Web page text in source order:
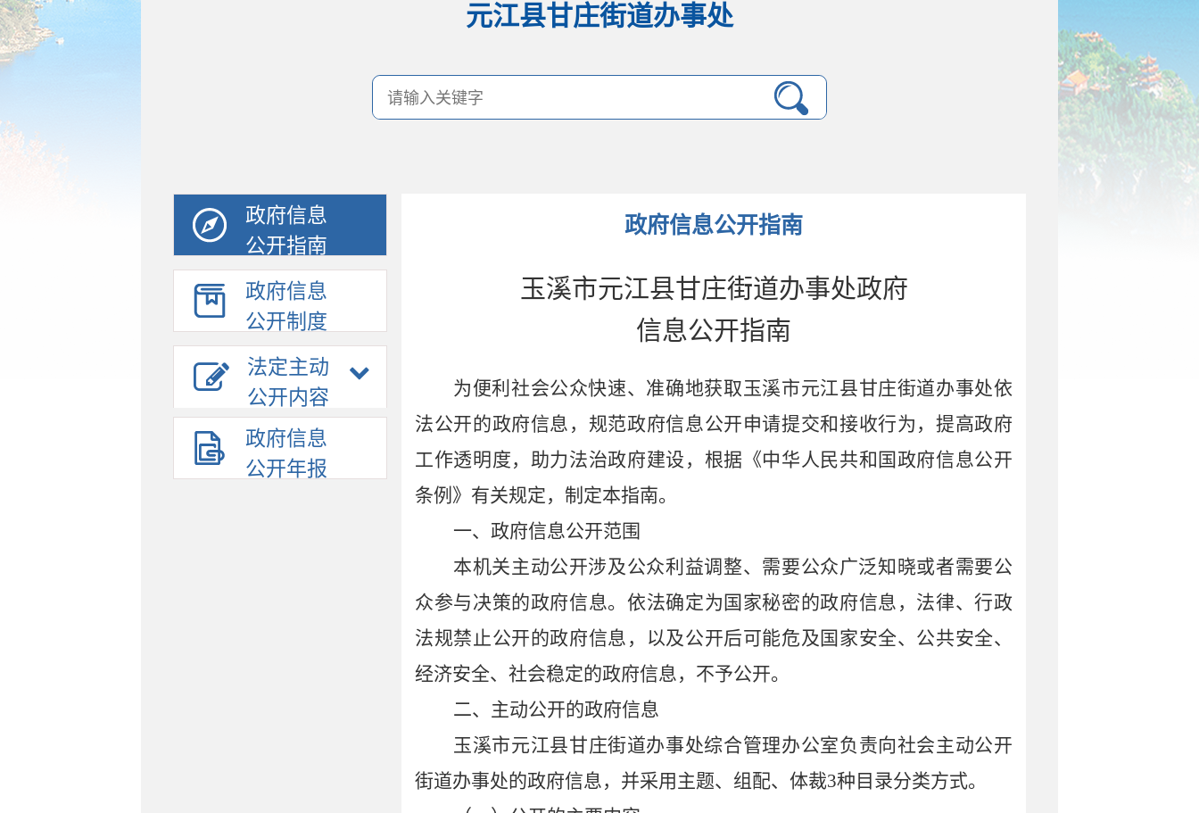
元江县甘庄街道办事处
政府信息公开指南
政府信息
公开指南
政府信息
公开制度
法定主动
公开内容
政府信息
公开年报
玉溪市元江县甘庄街道办事处政府
信息公开指南
为便利社会公众快速、准确地获取玉溪市元江县甘庄街道办事处依
法公开的政府信息，规范政府信息公开申请提交和接收行为，提高政府
工作透明度，助力法治政府建设，根据《中华人民共和国政府信息公开
条例》有关规定，制定本指南。
一、政府信息公开范围
本机关主动公开涉及公众利益调整、需要公众广泛知晓或者需要公
众参与决策的政府信息。依法确定为国家秘密的政府信息，法律、行政
法规禁止公开的政府信息，以及公开后可能危及国家安全、公共安全、
经济安全、社会稳定的政府信息，不予公开。
二、主动公开的政府信息
玉溪市元江县甘庄街道办事处综合管理办公室负责向社会主动公开
街道办事处的政府信息，并采用主题、组配、体裁3种目录分类方式。